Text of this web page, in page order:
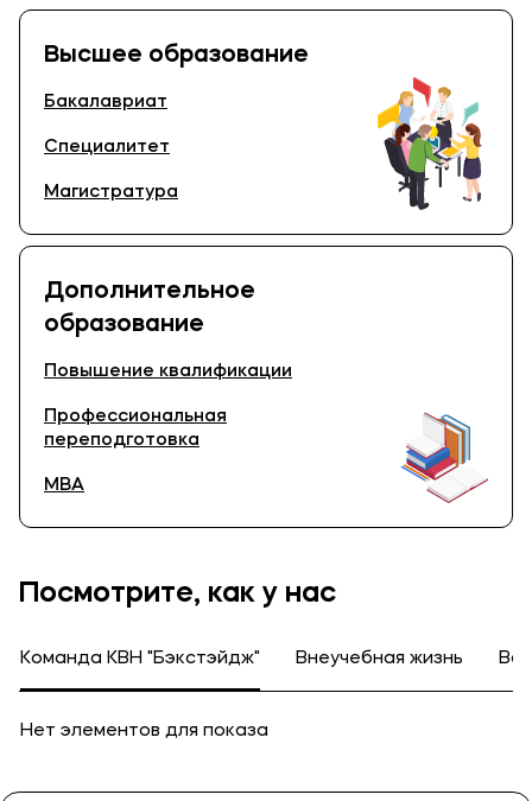
Высшее образование
Бакалавриат
Специалитет
Магистратура
Дополнительное
образование
Повышение квалификации
Профессиональная
переподготовка
MBA
Посмотрите, как у нас
Команда КВН "Бэкстэйдж" Внеучебная жизнь
Нет элементов для показа